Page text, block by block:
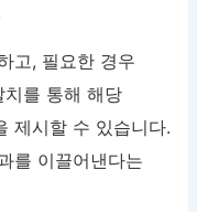
고, 필요한 경우
치를 통해 해당
제시할 수 있습니다.
를 이끌어낸다는